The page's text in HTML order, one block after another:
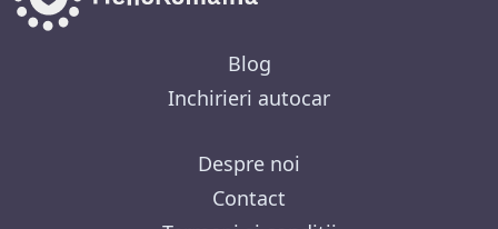
Blog
Inchirieri autocar
Despre noi
Contact